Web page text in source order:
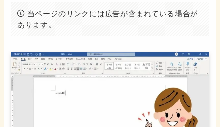
当ページのリンクには広告が含まれている場合が
あります。